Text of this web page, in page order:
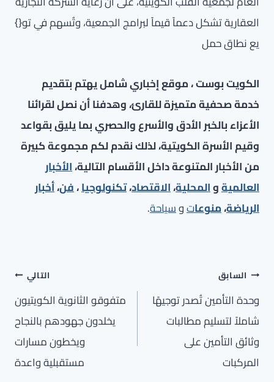
العقارية تشكل دعماً قيماً لبرامج الجمعية، وتُسهم في تو{}
يع نطاق حمل
الكويت بوست ، موقع إخباري شامل يهتم بتقديم
خدمة صحفية متميزة للقارئ، وهدفنا أن نصل لقرائنا
الأعزاء بالخبر الأدق والأسرع والحصري بما يليق بقواعد
وقيم الأسرة الكويتية، لذلك نقدم لكم مجموعة كبيرة
من الأخبار المتنوعة داخل الأقسام التالية،الأخبار
العالميةوالمحلية،الاقتصاد،تكنولوجيا،فن،أخبار
الرياضة،منوعاتوسياحة.
تصفّح
المقالات
السابق
وحدة التأمين تُصدر توجيهًا
شاملاً لتسليم مطالبات
وثائق التأمين على
المركبات
التالي
متفوقو الثانوية الكويتيون
يخلدون جهودهم بالنجاح
ويخطون مسارات
مستقبلية واعدة